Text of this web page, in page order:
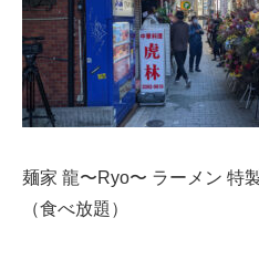
麺家 龍〜Ryo〜 ラーメン 特
（食べ放題）